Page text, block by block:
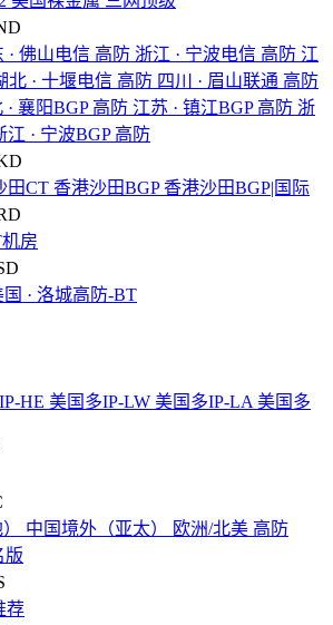
· 佛山电信 高防 浙江 · 宁波电信 高防 江
北 · 十堰电信 高防 四川 · 眉山联通 高防
· 襄阳BGP 高防 江苏 · 镇江BGP 高防 浙
江 · 宁波BGP 高防
田CT 香港沙田BGP 香港沙田BGP|国际
房
国 · 洛城高防-BT
HE 美国多IP-LW 美国多IP-LA 美国多
中国境外（亚太） 欧洲/北美 高防
版
荐